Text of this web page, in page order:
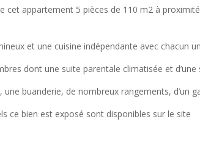
cet appartement 5 pièces de 110 m2 à
et une cuisine indépendante avec chacun
dont une suite parentale climatisée et d’une
buanderie, de nombreux rangements, d’un
ce bien est exposé sont disponibles sur le site